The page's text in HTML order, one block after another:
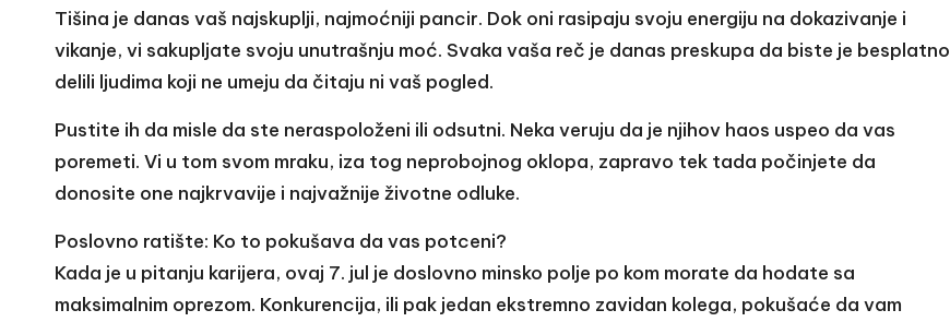
Tišina je danas vaš najskuplji, najmoćniji pancir. Dok oni rasipaju svoju energiju na dokazivanje i
vikanje, vi sakupljate svoju unutrašnju moć. Svaka vaša reč je danas preskupa da biste je besplatno
delili ljudima koji ne umeju da čitaju ni vaš pogled.
Pustite ih da misle da ste neraspoloženi ili odsutni. Neka veruju da je njihov haos uspeo da vas
poremeti. Vi u tom svom mraku, iza tog neprobojnog oklopa, zapravo tek tada počinjete da
donosite one najkrvavije i najvažnije životne odluke.
Poslovno ratište: Ko to pokušava da vas potceni?
Kada je u pitanju karijera, ovaj 7. jul je doslovno minsko polje po kom morate da hodate sa
maksimalnim oprezom. Konkurencija, ili pak jedan ekstremno zavidan kolega, pokušaće da vam